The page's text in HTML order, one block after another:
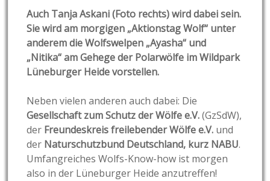
Auch Tanja Askani (Foto rechts) wird dabei sein.
Sie wird am morgigen „Aktionstag Wolf“ unter
anderem die Wolfswelpen „Ayasha“ und
„Nitika“ am Gehege der Polarwölfe im Wildpark
Lüneburger Heide vorstellen.
Neben vielen anderen auch dabei: Die
Gesellschaft zum Schutz der Wölfe e.V.(GzSdW),
der Freundeskreis freilebender Wölfe e.V. und
der Naturschutzbund Deutschland, kurz NABU.
Umfangreiches Wolfs-Know-how ist morgen
also in der Lüneburger Heide anzutreffen!